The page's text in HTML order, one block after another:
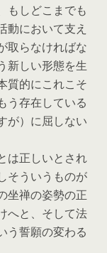
もしどこまでも
動において支え
取らなければな
新しい形態を生
質的にこれこそ
う存在している
が）に屈しない
は正しいとされ
そういうものが
坐禅の姿勢の正
へと、そして法
う誓願の変わる